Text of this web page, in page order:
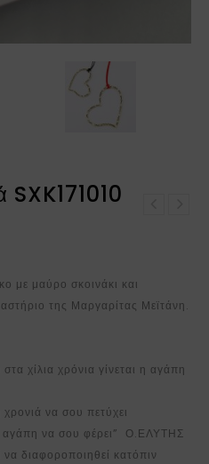
SXK171010
με μαύρο σκοινάκι και
της Μαργαρίτας Μεϊτάνη.
χίλια χρόνια γίνεται η αγάπη
χρονιά να σου πετύχει
αγάπη να σου φέρει” Ο.ΕΛΥΤΗΣ
διαφοροποιηθεί κατόπιν